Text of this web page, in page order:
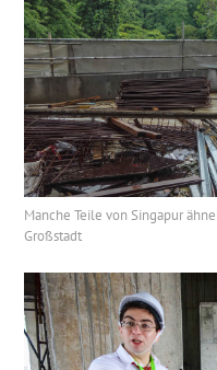
Manche Teile von Singapur
Großstadt